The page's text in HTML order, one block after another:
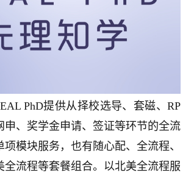
PhD提供从择校选导、套磁、RP
申、奖学金申请、签证等环节的全流
模块服务，也有随心配、全流程、
全流程等套餐组合。以北美全流程服